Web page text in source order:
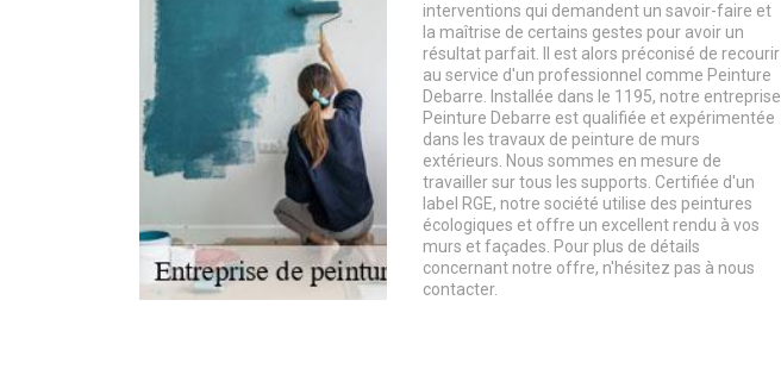
interventions qui demandent un savoir-faire et
la maîtrise de certains gestes pour avoir un
résultat parfait. Il est alors préconisé de recourir
au service d'un professionnel comme Peinture
Debarre. Installée dans le 1195, notre entreprise
Peinture Debarre est qualifiée et expérimentée
dans les travaux de peinture de murs
extérieurs. Nous sommes en mesure de
travailler sur tous les supports. Certifiée d'un
label RGE, notre société utilise des peintures
écologiques et offre un excellent rendu à vos
murs et façades. Pour plus de détails
concernant notre offre, n'hésitez pas à nous
contacter.